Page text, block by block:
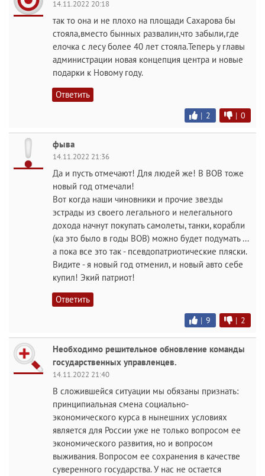
14.11.2022 20:18
так то она и не плохо на площади Сахарова бы
стояла,вместо бынных развалин,что забыли,где
елочка с лесу более 40 лет стояла.Теперь у главы
администрации новая концепция центра и новые
подарки к Новому году.
Ответить
| 2 | 0
фыва
14.11.2022 21:36
Да и пусть отмечают! Для людей же! В ВОВ тоже
новый год отмечали!
Вот когда наши чиновники и прочие звезды
эстрады из своего легального и нелегального
дохода начнут покупать самолеты, танки, корабли
(ка это было в годы ВОВ) можно будет подумать ...
а пока все это так - псевдопатриотические пляски.
Видите - я новый год отменил, и новый авто себе
купил! Экий патриот!
Ответить
| 9 | 2
Необходимо решительное обновление команды
государственных управленцев.
14.11.2022 21:40
В сложившейся ситуации мы обязаны признать:
принципиальная смена социально-
экономического курса в нынешних условиях
является для России уже не только вопросом ее
экономического развития, но и вопросом
выживания. Вопросом ее сохранения в качестве
суверенного государства. У нас не остается